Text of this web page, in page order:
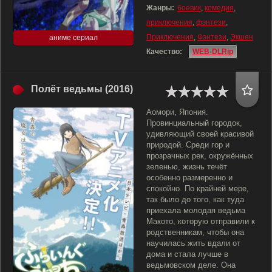
аниме сериал
Жанры: боевик, комедия,
приключения, фэнтези,
Приключения, Фэнтези, Экшен
Качество:
WEB-DLRip
Полёт ведьмы (2016)
Аомори, Япония.
Провинциальный городок,
удивляющий своей красивой
природой. Среди гор и
прозрачных рек, окружённых
зеленью, жизнь течёт
особенно размеренно и
спокойно. По крайней мере,
так было до того, как туда
приехала молодая ведьма
Макото, которую отправили к
родственникам, чтобы она
научилась жить вдали от
дома и стала лучше в
ведьмовском деле. Она